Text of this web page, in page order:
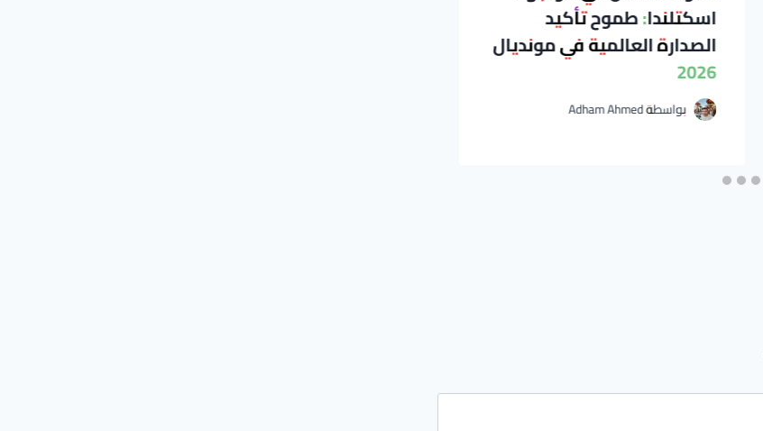
اسكتلندا: طموح تأكيد
الصدارة العالمية في مونديال
2026
بواسطةAdham Ahmed